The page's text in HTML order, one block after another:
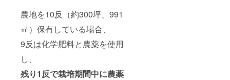
農地を10反（約300坪、991
㎡）保有している場合、
9反は化学肥料と農薬を使用
し、
残り1反で栽培期間中に農薬